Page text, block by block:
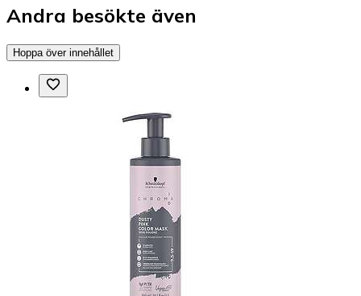
Andra besökte även
Hoppa över innehållet